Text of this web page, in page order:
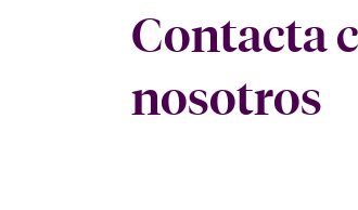
Contacta
nosotros